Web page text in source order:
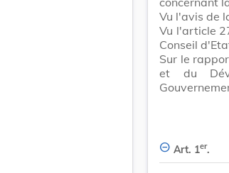
Vu l'avis de
Vu l'article
Conseil
Sur le
et du
Art. 1er.